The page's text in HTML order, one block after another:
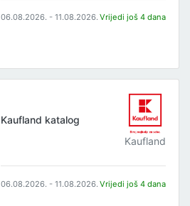
06.08.2026. - 11.08.2026. Vrijedi još 4 dana
Kaufland katalog
Kaufland
06.08.2026. - 11.08.2026. Vrijedi još 4 dana